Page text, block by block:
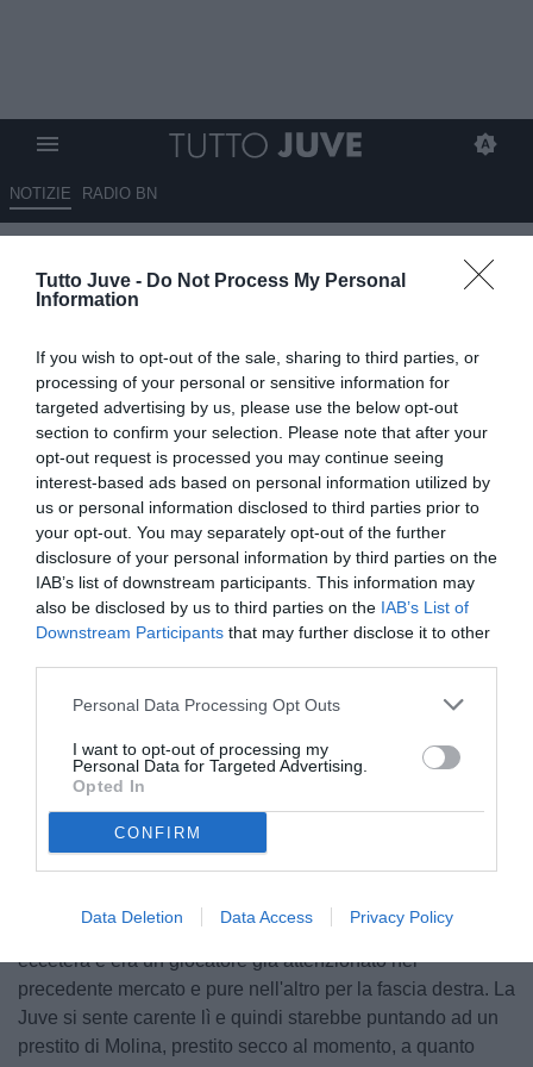
Tutto Juve - Do Not Process My Personal
Information
If you wish to opt-out of the sale, sharing to third parties, or
processing of your personal or sensitive information for
targeted advertising by us, please use the below opt-out
section to confirm your selection. Please note that after your
opt-out request is processed you may continue seeing
interest-based ads based on personal information utilized by
us or personal information disclosed to third parties prior to
your opt-out. You may separately opt-out of the further
disclosure of your personal information by third parties on the
IAB’s list of downstream participants. This information may
also be disclosed by us to third parties on the IAB’s List of
Downstream Participants that may further disclose it to other
Personal Data Processing Opt Outs
I want to opt-out of processing my
Personal Data for Targeted Advertising.
Opted In
CONFIRM
Data Deletion Data Access Privacy Policy
NOTIZIE RADIO BN
Molina per la Juventus? Gli
12.10.2025 18:30 diBenedetta Demichelis
VEDI LETTURE
Gianni Balzarini, sul suo canale YouTube, ha parlato
dell'interesse della Juventus per Nahuel Molina. Ecco
quanto sintetizzato da TuttoJuve.com: "Adesso la Juve su
chi punta? Su Molina. Molina dell'Atletico e pare che sia in
rotta con Simeone. 108 minuti di presenze complessive in
questo inizio di stagione tra campionato, Champions,
eccetera e era un giocatore già attenzionato nel
precedente mercato e pure nell'altro per la fascia destra. La
Juve si sente carente lì e quindi starebbe puntando ad un
prestito di Molina, prestito secco al momento, a quanto